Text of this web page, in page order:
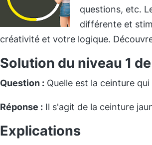
questions, etc.
différente et
créativité et votre logique.
Solution du niveau 1
Question : Quelle est la ceinture
Réponse : Il s'agit de la ceinture
Explications